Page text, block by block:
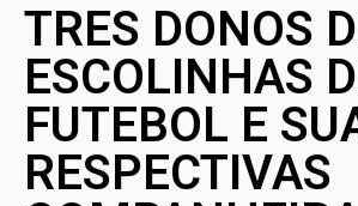
TRES DONOS
ESCOLINHAS
FUTEBOL E
RESPECTIVAS